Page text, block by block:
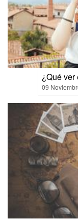
¿Qué
09